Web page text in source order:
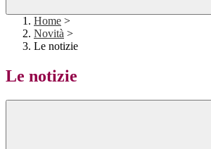
Home >
Novità >
Le notizie
Le notizie